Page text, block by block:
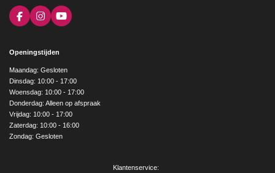
F
a
b
o
k
I
n
a
g
r
a
m
Y
o
e
Openingstijden
Maandag: Gesloten
Dinsdag: 10:00 - 17:00
Woensdag: 10:00 - 17:00
Donderdag: Alleen op afspraak
Vrijdag: 10:00 - 17:00
Zaterdag: 10:00 - 16:00
Zondag: Gesloten
Klantenservice: